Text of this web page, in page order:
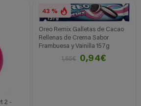
2 -
43 %
Oreo Remix Galletas de Cacao
Rellenas de Crema Sabor
Frambuesa y Vainilla 157g
1,65€
0,94€